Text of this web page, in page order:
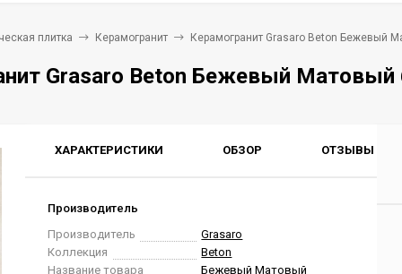
плитка Керамогранит Керамогранит Grasaro Beton Бежевый
Grasaro Beton Бежевый Матовый
ХАРАКТЕРИСТИКИ ОБЗОР ОТЗЫВЫ
Производитель
Производитель
Grasaro
Коллекция
Beton
Название товара
Бежевый Матовый